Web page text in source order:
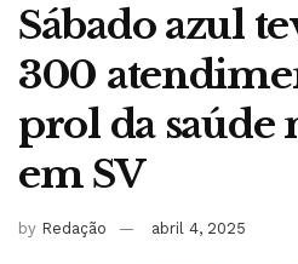
Sábado azul
300
prol da saúde
em SV
by Redação abril 4, 2025